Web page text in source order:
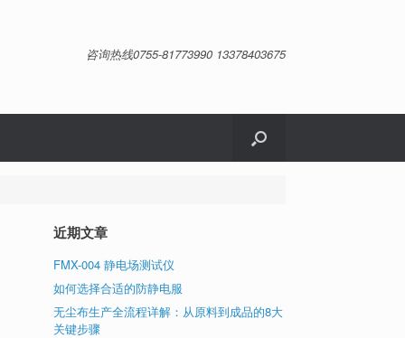
咨询热线0755-81773990 13378403675
近期文章
FMX-004 静电场测试仪
如何选择合适的防静电服
无尘布生产全流程详解：从原料到成品的8大
关键步骤